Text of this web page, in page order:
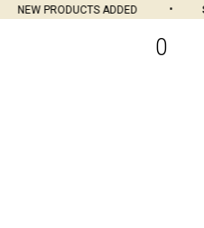
NEW PRODUCTS ADDED
0